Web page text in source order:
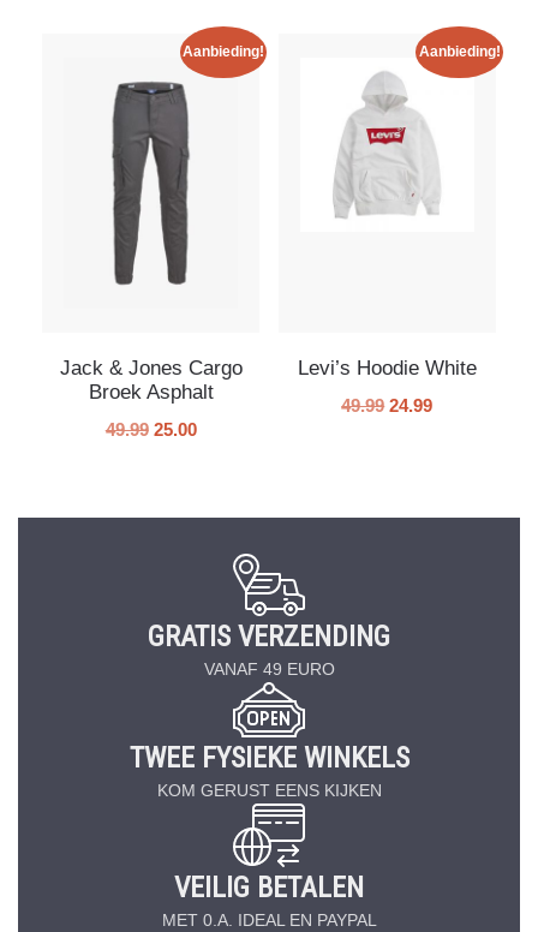
Aanbieding!
Jack & Jones Cargo
Broek Asphalt
49.99 25.00
Aanbieding!
Levi’s Hoodie White
49.99 24.99
GRATIS VERZENDING
VANAF 49 EURO
TWEE FYSIEKE WINKELS
KOM GERUST EENS KIJKEN
VEILIG BETALEN
MET 0.A. IDEAL EN PAYPAL